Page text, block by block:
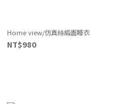
Home view/仿真絲緞面睡衣
NT$980